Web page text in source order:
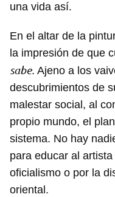
una vida así.
En el altar de la
la impresión de que
sabe. Ajeno a los
descubrimientos de
malestar social, al
propio mundo, el
sistema. No hay
para educar al
oficialismo o por la
oriental.